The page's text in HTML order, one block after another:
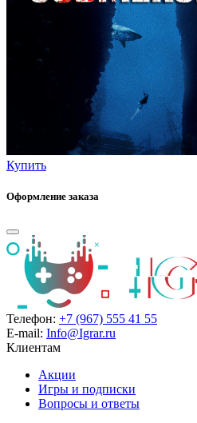
Купить
Оформление заказа
Телефон: +7 (967) 555 41 55
E-mail: Info@Igrar.ru
Клиентам
Акции
Игры и подписки
Вопросы и ответы